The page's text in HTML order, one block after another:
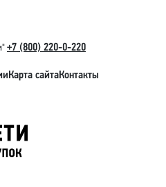
+7 (800) 220-0-220
Карта сайтаКонтакты